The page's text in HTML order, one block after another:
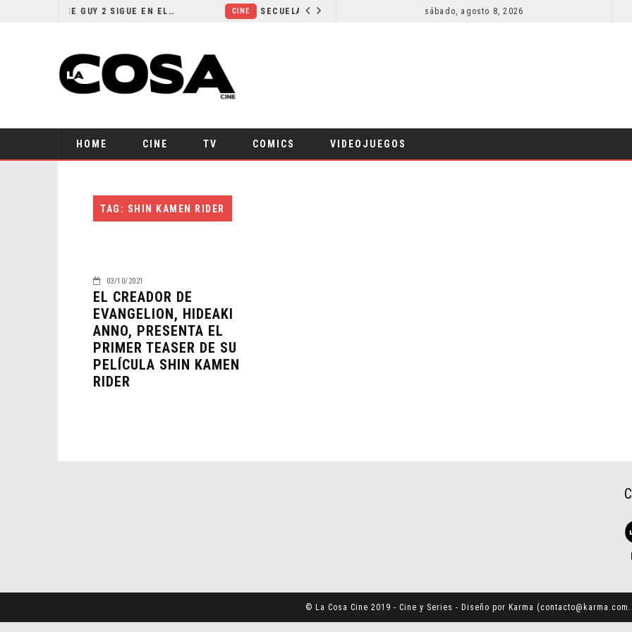
¿POR QUÉ FREE GUY 2 SIGUE EN EL LIMBO? CINE
sábado, agosto 8, 2026
HOME CINE TV COMICS VIDEOJUEGOS
TAG: SHIN KAMEN RIDER
03/10/2021
EL CREADOR DE
EVANGELION, HIDEAKI
ANNO, PRESENTA EL
PRIMER TEASER DE SU
PELÍCULA SHIN KAMEN
RIDER
© La Cosa Cine 2019 - Cine y Series - Diseño por Karma (